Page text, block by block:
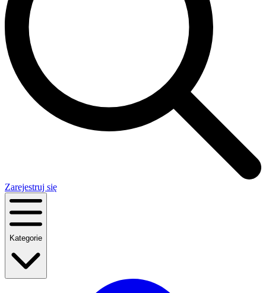
Zarejestruj się
Kategorie